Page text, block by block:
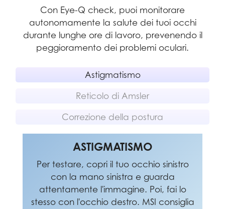
Con Eye-Q check, puoi monitorare
autonomamente la salute dei tuoi occhi
durante lunghe ore di lavoro, prevenendo il
peggioramento dei problemi oculari.
Astigmatismo
Reticolo di Amsler
Correzione della postura
ASTIGMATISMO
Per testare, copri il tuo occhio sinistro
con la mano sinistra e guarda
attentamente l'immagine. Poi, fai lo
stesso con l'occhio destro. MSI consiglia
RETICOLO DI AMSLER
MSI consiglia di riposare per 20 minuti se
alcune delle linee della griglia appaiono
ondulate, sfocate o distorte; oppure se
alcune caselle della griglia non
CORREZIONE DELLA POSTURA
MSI consiglia di sedersi dritto e di
regolare la posizione degli occhi a un
nono del bordo superiore dello schermo.
Una buona postura da seduti può